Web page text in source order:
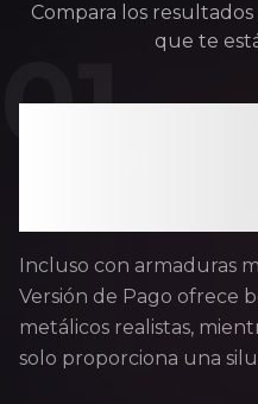
Compara los
que te
01
Incluso con armaduras
Versión de Pago ofrece
metálicos realistas,
solo proporciona una